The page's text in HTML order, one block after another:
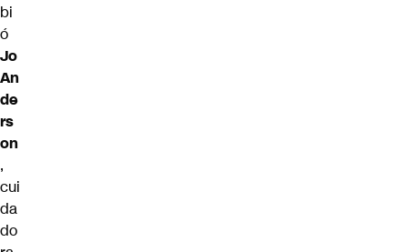
bi
ó
Jo
An
de
rs
on
,
cui
da
do